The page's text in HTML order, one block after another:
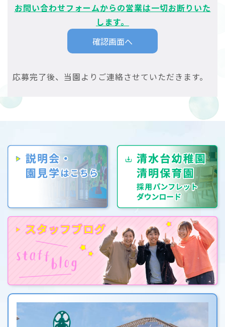
お問い合わせフォームからの営業は一切お断りいた
します。
応募完了後、当園よりご連絡させていただきます。